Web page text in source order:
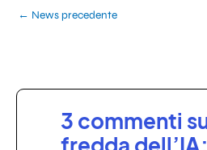
← News precedente
3 commenti